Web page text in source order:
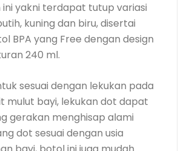
ini yakni terdapat tutup variasi
kuning dan biru, disertai
BPA yang Free dengan design
240 ml.
sesuai dengan lekukan pada
mulut bayi, lekukan dot dapat
gerakan menghisap alami
dot sesuai dengan usia